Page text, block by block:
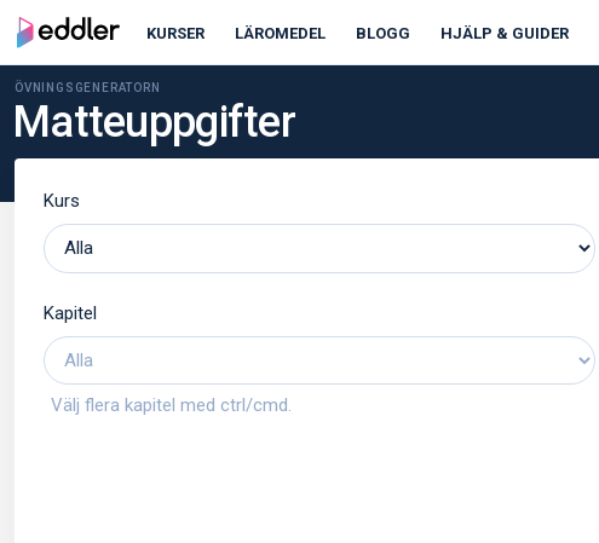
KURSER LÄROMEDEL BLOGG HJÄLP & GUIDER
ÖVNINGSGENERATORN
Matteuppgifter
Kurs
Kapitel
Välj flera kapitel med ctrl/cmd.